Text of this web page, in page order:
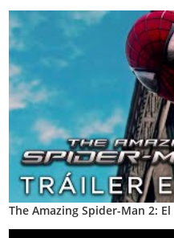
The Amazing Spider-Man 2: